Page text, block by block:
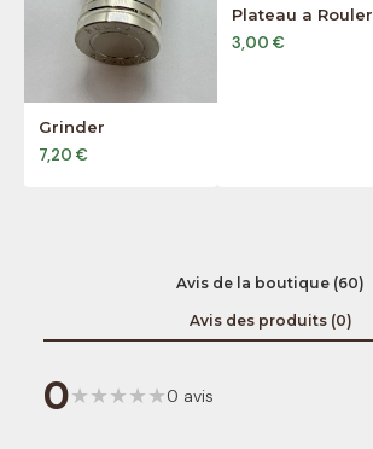
Grinder
7,20 €
Plateau a Rouler
3,00 €
Avis de la boutique (60)
Avis des produits (0)
0★★★★★0 avis